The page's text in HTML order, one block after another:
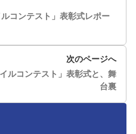
コンテスト」表彰式レポー
次のページへ
ルコンテスト」表彰式と、舞
台裏